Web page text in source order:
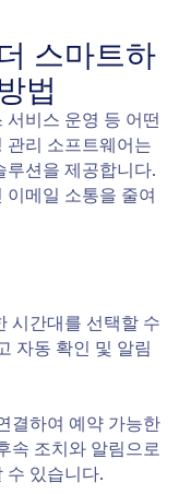
스마트하
법
비스 운영 등 어떤
리 소프트웨어는
루션을 제공합니다.
메일 소통을 줄여
시간대를 선택할 수
자동 확인 및 알림
결하여 예약 가능한
속 조치와 알림으로
수 있습니다.